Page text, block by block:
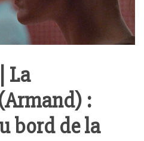
La
:
bord de la